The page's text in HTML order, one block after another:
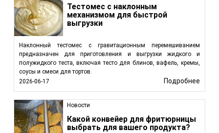
Тестомес с наклонным
механизмом для быстрой
выгрузки
Наклонный тестомес с гравитационным перемешиванием
предназначен для приготовления и выгрузки жидкого и
полужидкого теста, включая тесто для блинов, вафель, кремы,
соусы и смеси для тортов.
2026-06-17
Подробнее
Новости
Какой конвейер для фритюрницы
выбрать для вашего продукта?